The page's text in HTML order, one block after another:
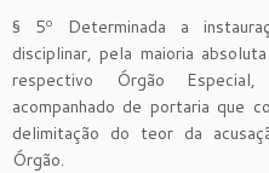
§ 5º Determinada a
disciplinar, pela maioria
respectivo Órgão
acompanhado de portaria que
delimitação do teor da
Órgão.